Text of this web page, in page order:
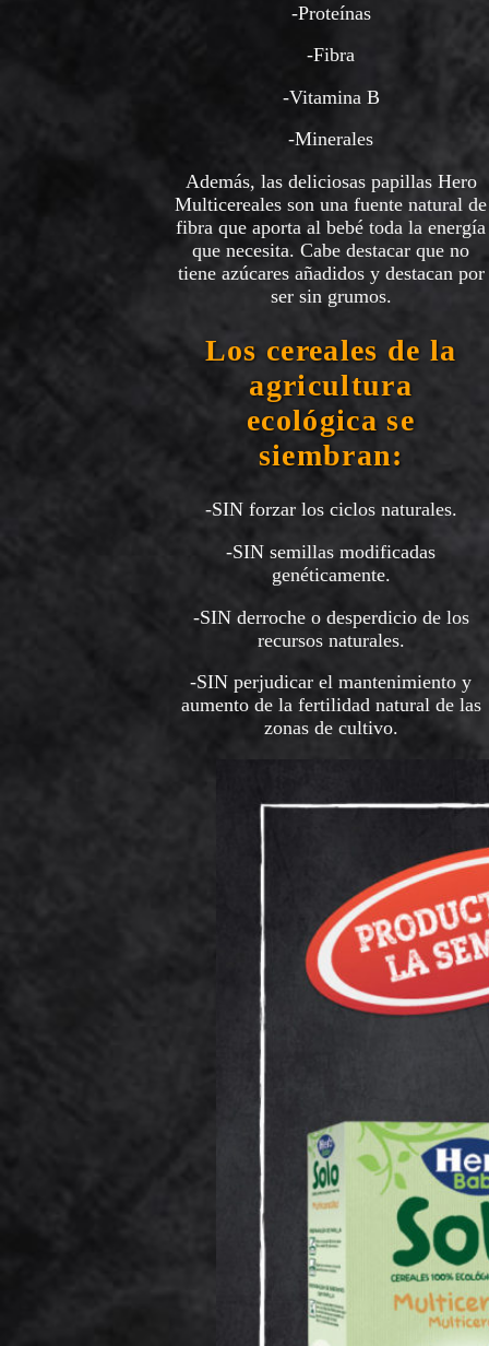
-Proteínas
-Fibra
-Vitamina B
-Minerales
Además, las deliciosas papillas Hero
Multicereales son una fuente natural de
fibra que aporta al bebé toda la energía
que necesita. Cabe destacar que no
tiene azúcares añadidos y destacan por
ser sin grumos.
Los cereales de la
agricultura
ecológica se
siembran:
-SIN forzar los ciclos naturales.
-SIN semillas modificadas
genéticamente.
-SIN derroche o desperdicio de los
recursos naturales.
-SIN perjudicar el mantenimiento y
aumento de la fertilidad natural de las
zonas de cultivo.